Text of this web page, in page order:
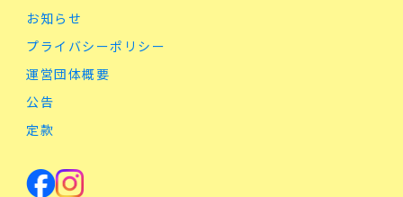
お知らせ
プライバシーポリシー
運営団体概要
公告
定款